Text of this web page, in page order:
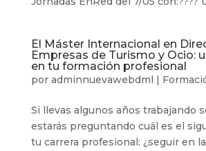
El Máster Internacional en
Empresas de Turismo y Ocio:
en tu formación profesional
por adminnuevawebdml |
Si llevas algunos años trabajando
estarás preguntando cuál es el
tu carrera profesional: ¿seguir en